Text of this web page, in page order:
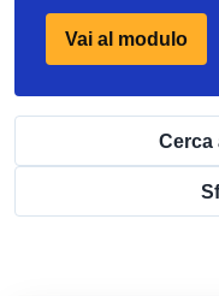
Vai al modulo
Cerca